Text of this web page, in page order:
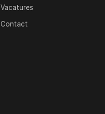
Vacatures
Contact